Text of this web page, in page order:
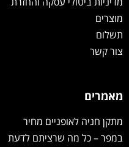
מוצרים
תשלום
צור קשר
מאמרים
מתקן חניה לאופניים מחיר
במפר – כל מה שרציתם לדעת